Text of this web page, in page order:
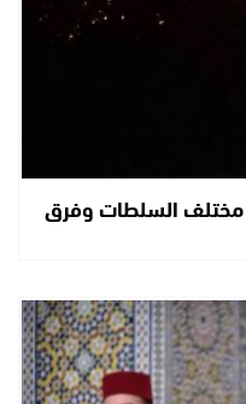
مختلف السلطات وفرق